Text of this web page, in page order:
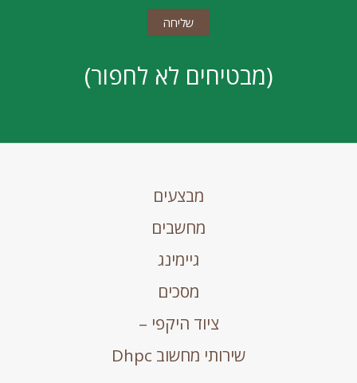
(מבטיחים לא לחפור)
מבצעים
מחשבים
גיימינג
מסכים
ציוד היקפי –
שירותי מחשוב Dhpc